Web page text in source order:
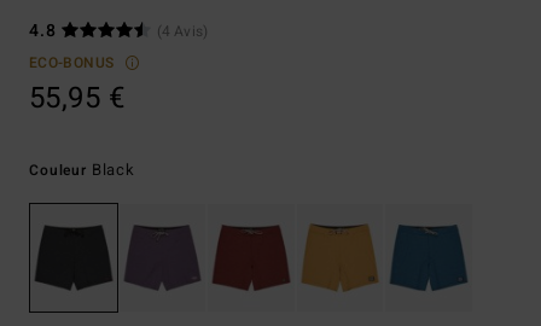
4.8
(4 Avis)
ECO-BONUS
55,95 €
Couleur Black